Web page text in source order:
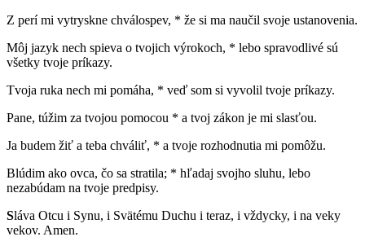
Z perí mi vytryskne chválospev, * že si ma naučil svoje ustanovenia.
Môj jazyk nech spieva o tvojich výrokoch, * lebo spravodlivé sú
všetky tvoje príkazy.
Tvoja ruka nech mi pomáha, * veď som si vyvolil tvoje príkazy.
Pane, túžim za tvojou pomocou * a tvoj zákon je mi slasťou.
Ja budem žiť a teba chváliť, * a tvoje rozhodnutia mi pomôžu.
Blúdim ako ovca, čo sa stratila; * hľadaj svojho sluhu, lebo
nezabúdam na tvoje predpisy.
Sláva Otcu i Synu, i Svätému Duchu i teraz, i vždycky, i na veky
vekov. Amen.